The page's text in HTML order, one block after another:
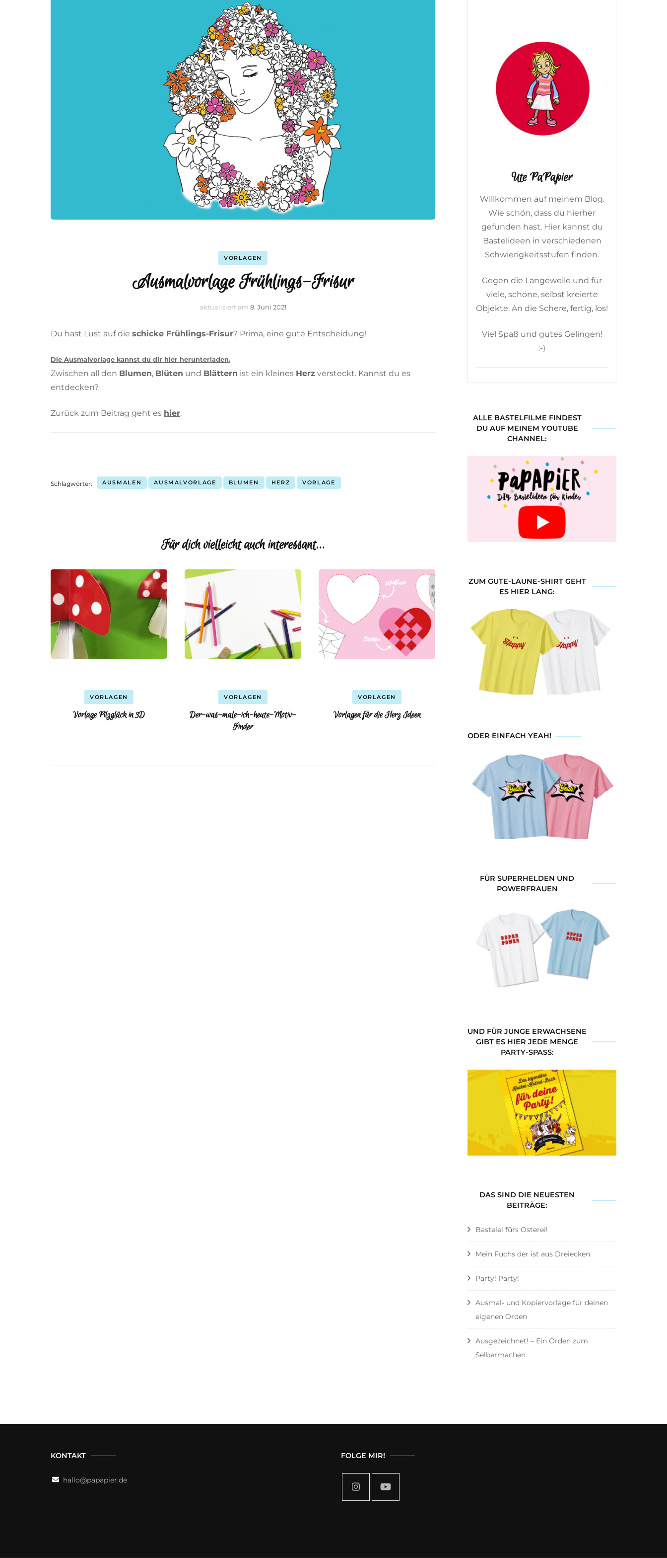
schwieriger
ruck zuck
Vorlagen
VORLAGEN
Ausmalvorlage Frühlings-Frisur
aktualisiert am 8. Juni 2021
Du hast Lust auf die schicke Frühlings-Frisur? Prima, eine gute Entscheidung!
Die Ausmalvorlage kannst du dir hier herunterladen.
Zwischen all den Blumen, Blüten und Blättern ist ein kleines Herz versteckt. Kannst du es
entdecken?
Zurück zum Beitrag geht es hier.
Schlagwörter: AUSMALEN AUSMALVORLAGE BLUMEN HERZ VORLAGE
Für dich vielleicht auch interessant...
VORLAGEN
Vorlage Pilzglück in 3D
VORLAGEN
Der-was-male-ich-heute-Motiv-
Finder
VORLAGEN
Vorlagen für die Herz Ideen
Ute PaPapier
Willkommen auf meinem Blog.
Wie schön, dass du hierher
gefunden hast. Hier kannst du
Bastelideen in verschiedenen
Schwierigkeitsstufen finden.
Gegen die Langeweile und für
viele, schöne, selbst kreierte
Objekte. An die Schere, fertig, los!
Viel Spaß und gutes Gelingen!
:-)
ALLE BASTELFILME FINDEST
DU AUF MEINEM YOUTUBE
CHANNEL:
ZUM GUTE-LAUNE-SHIRT GEHT
ES HIER LANG:
ODER EINFACH YEAH!
FÜR SUPERHELDEN UND
POWERFRAUEN
UND FÜR JUNGE ERWACHSENE
GIBT ES HIER JEDE MENGE
PARTY-SPASS:
DAS SIND DIE NEUESTEN
BEITRÄGE:
Bastelei fürs Osterei!
Mein Fuchs der ist aus Dreiecken.
Party! Party!
Ausmal- und Kopiervorlage für deinen
eigenen Orden
Ausgezeichnet! – Ein Orden zum
Selbermachen.
KONTAKT
hallo@papapier.de
FOLGE MIR!